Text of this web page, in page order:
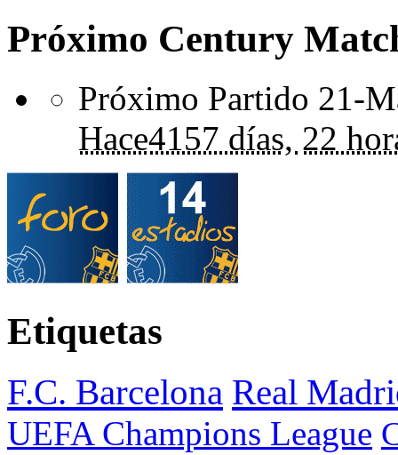
Próximo Century
Próximo Partido 21-
Hace4157 días, 22
Etiquetas
F.C. Barcelona Real
UEFA Champions League